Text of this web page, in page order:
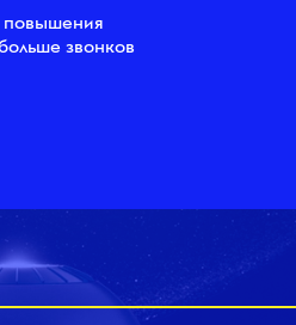
повышения
звонков